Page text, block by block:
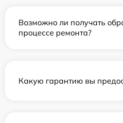
Возможно ли получать
процессе ремонта?
Какую гарантию вы